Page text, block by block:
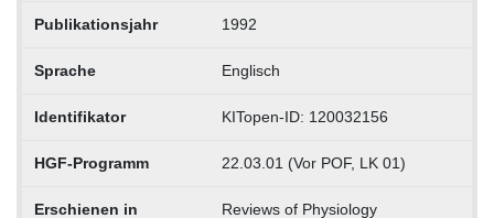
Publikationsjahr 1992
Sprache Englisch
Identifikator KITopen-ID: 120032156
HGF-Programm 22.03.01 (Vor POF, LK 01)
Erschienen in Reviews of Physiology